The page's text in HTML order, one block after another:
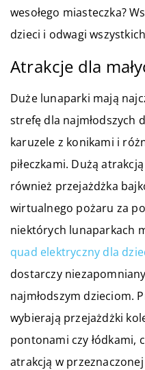
wesołego miasteczka?
dzieci i odwagi
Atrakcje dla
Duże lunaparki mają
strefę dla najmłodszych
karuzele z konikami i
piłeczkami. Dużą
również przejażdżka
wirtualnego pożaru za
niektórych lunaparkach
quad elektryczny dla
dostarczy
najmłodszym dzieciom.
wybierają przejażdżki
pontonami czy łódkami,
atrakcją w